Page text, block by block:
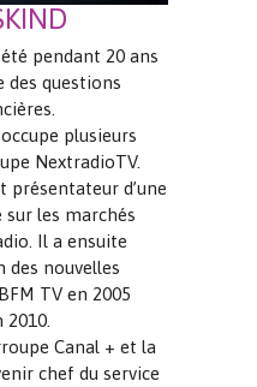
pendant 20 ans
des questions
plusieurs
NextradioTV.
présentateur d’une
les marchés
Il a ensuite
des nouvelles
TV en 2005
Canal + et la
chef du service